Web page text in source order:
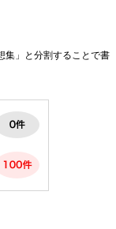
集」と分割することで書